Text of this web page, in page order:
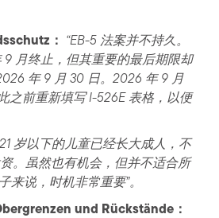
：
“EB-5 法案并不持久。
9 月终止，但其重要的最后期限却
年 9 月 30 日。2026 年 9 月
之前重新填写 I-526E 表格，以便
岁以下的儿童已经长大成人，不
。虽然也有机会，但并不适合所
来说，时机非常重要”。
und Rückstände：